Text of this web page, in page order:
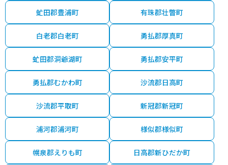
虻田郡豊浦町 有珠郡壮瞥町
白老郡白老町 勇払郡厚真町
虻田郡洞爺湖町 勇払郡安平町
勇払郡むかわ町 沙流郡日高町
沙流郡平取町 新冠郡新冠町
浦河郡浦河町 様似郡様似町
幌泉郡えりも町 日高郡新ひだか町